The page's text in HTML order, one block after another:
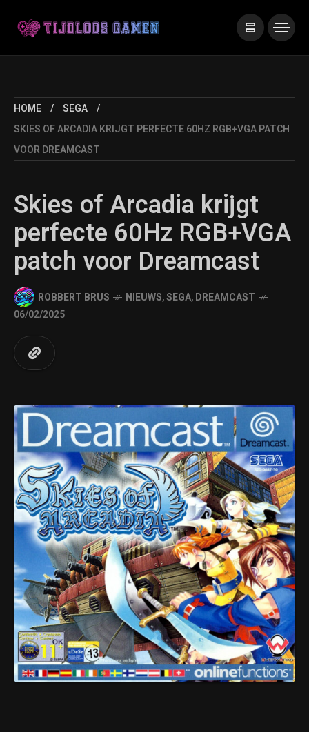
HOME
SEGA
SKIES OF ARCADIA KRIJGT PERFECTE 60HZ RGB+VGA PATCH
VOOR DREAMCAST
Skies of Arcadia krijgt
perfecte 60Hz RGB+VGA
patch voor Dreamcast
ROBBERT BRUS NIEUWS,SEGA,DREAMCAST
06/02/2025